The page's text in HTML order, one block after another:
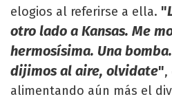
elogios al referirse a ella. "
otro lado a Kansas. Me
hermosísima. Una
dijimos al aire, olvidate",
alimentando aún más el